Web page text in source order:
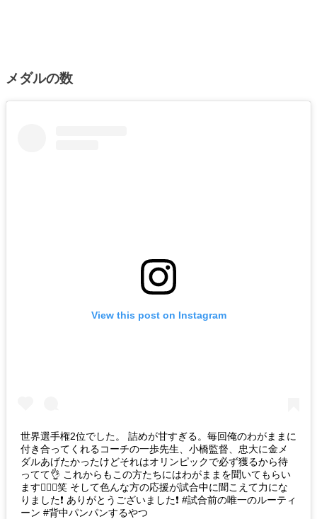
メダルの数
View this post on Instagram
世界選手権2位でした。 詰めが甘すぎる。毎回俺のわがままに
付き合ってくれるコーチの一歩先生、小橋監督、忠大に金メ
ダルあげたかったけどそれはオリンピックで必ず獲るから待
ってて👌 これからもこの方たちにはわがままを聞いてもらい
ます🙇🏻‍♂️笑 そして色んな方の応援が試合中に聞こえて力にな
りました❗️ ありがとうございました❗️ #試合前の唯一のルーティ
ーン #背中パンパンするやつ